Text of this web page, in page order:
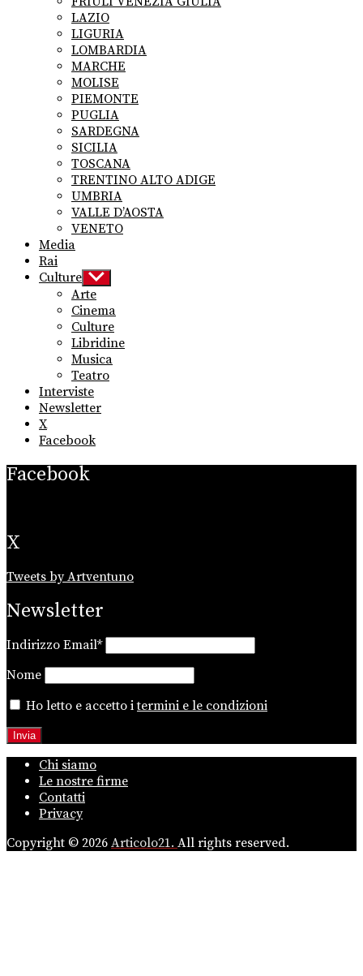
LAZIO
LIGURIA
LOMBARDIA
MARCHE
MOLISE
PIEMONTE
PUGLIA
SARDEGNA
SICILIA
TOSCANA
TRENTINO ALTO ADIGE
UMBRIA
VALLE D’AOSTA
VENETO
Media
Rai
Culture Show
sub
menu
Arte
Cinema
Culture
Libridine
Musica
Teatro
Interviste
Newsletter
X
Facebook
Facebook
X
Tweets by Artventuno
Newsletter
Indirizzo Email*
Nome
Ho letto e accetto itermini e le condizioni
Chi siamo
Le nostre firme
Contatti
Privacy
Copyright © 2026 Articolo21. All rights reserved.